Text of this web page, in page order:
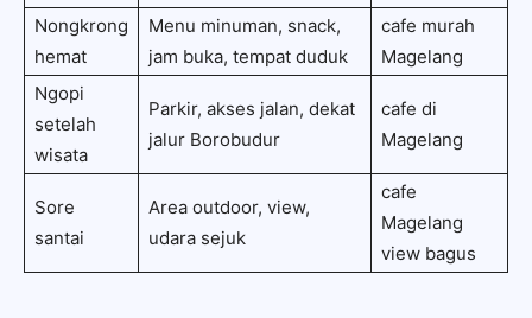
Nongkrong
hemat
Menu minuman, snack,
jam buka, tempat duduk
cafe murah
Magelang
Ngopi
setelah
wisata
Parkir, akses jalan, dekat
jalur Borobudur
cafe di
Magelang
Sore
santai
Area outdoor, view,
udara sejuk
cafe
Magelang
view bagus